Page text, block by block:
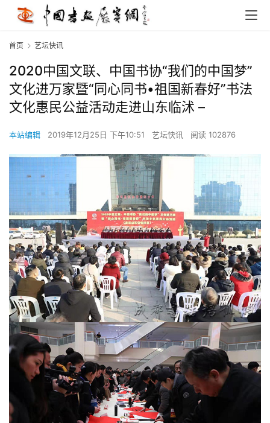
首页 艺坛快讯
2020中国文联、中国书协“我们的中国梦”
文化进万家暨“同心同书•祖国新春好”书法
文化惠民公益活动走进山东临沭 –
本站编辑 2019年12月25日 下午10:51 艺坛快讯 阅读 102876